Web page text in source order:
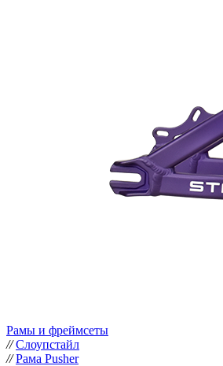
Рамы и фреймсеты
// Слоупстайл
// Рама Pusher